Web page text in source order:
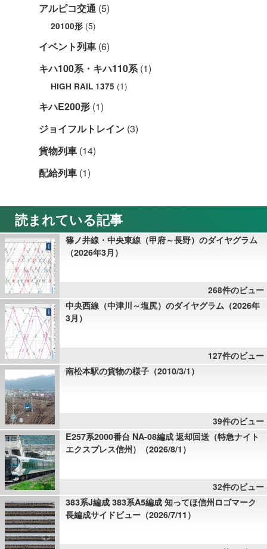
アルピコ交通 (5)
20100形 (5)
イベント列車 (6)
キハ100系・キハ110系(1)
HIGH RAIL 1375 (1)
キハE200形 (1)
ジョイフルトレイン (3)
貨物列車 (14)
配給列車 (1)
読まれている記事
篠ノ井線・中央東線（甲府～長野）のダイヤグラム
（2026年3月）
268件のビュー
中央西線（中津川～塩尻）のダイヤグラム（2026年
3月）
127件のビュー
南松本駅の貨物の様子（2010/3/1）
39件のビュー
E257系2000番台 NA-08編成 返却回送（特急ナイト
エクスプレス信州）（2026/8/1）
32件のビュー
383系J編成 383系A5編成 知ってほ信州ロゴマーク
長編成サイドビュー（2026/7/11）